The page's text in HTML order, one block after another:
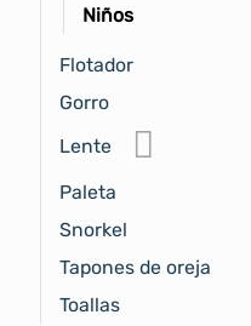
Niños
Flotador
Gorro
Lente
Paleta
Snorkel
Tapones de oreja
Toallas